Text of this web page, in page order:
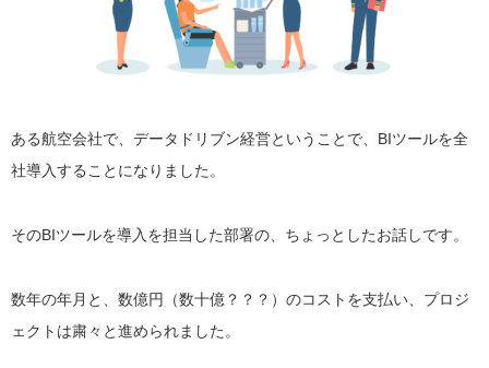
ある航空会社で、データドリブン経営ということで、BIツールを全
社導入することになりました。
そのBIツールを導入を担当した部署の、ちょっとしたお話しです。
数年の年月と、数億円（数十億？？？）のコストを支払い、プロジ
ェクトは粛々と進められました。